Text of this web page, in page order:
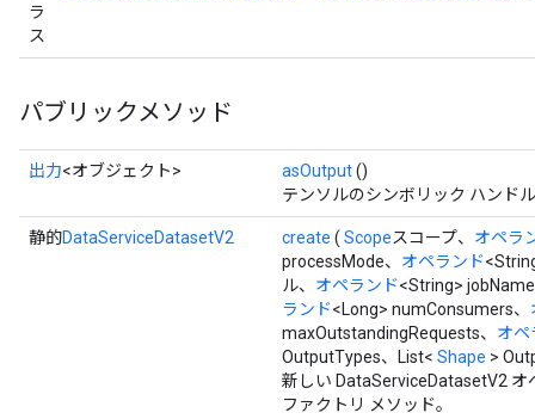
ラ
ス
パブリックメソッド
出力<オブジェクト> asOutput()
テンソルのシンボリック ハンド
静的DataServiceDatasetV2 create ( Scopeスコープ、 オペラ
processMode、 オペランド
ル、 オペランド<String>
ランド<Long> numConsumers、
maxOutstandingRequests、 オペ
OutputTypes、List< Shape >
新しい DataServiceDatasetV2
ファクトリ メソッド。